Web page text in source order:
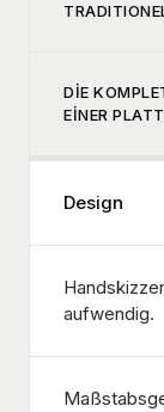
DIE
EINER
Design
aufwendig.